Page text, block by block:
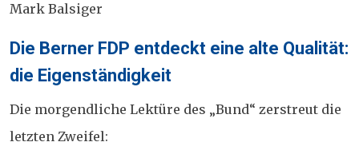
Mark Balsiger
Posted
Die Berner FDP entdeckt eine alte Qualität:
die Eigenständigkeit
Die morgendliche Lektüre des „Bund“ zerstreut die
letzten Zweifel: